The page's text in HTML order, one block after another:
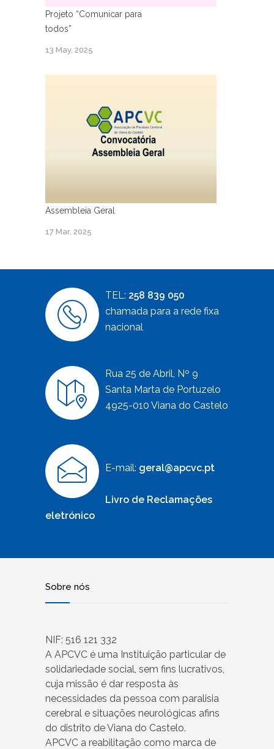
Projeto “Comunicar para
todos”
13 May, 2025
Assembleia Geral
17 Mar, 2025
TEL: 258 839 050
chamada para a rede fixa
nacional
Rua 25 de Abril, Nº 9
Santa Marta de Portuzelo
4925-010 Viana do Castelo
E-mail: geral@apcvc.pt
Livro de Reclamações
eletrónico
Sobre nós
NIF: 516 121 332
A APCVC é uma Instituição particular de
solidariedade social, sem fins lucrativos,
cuja missão é dar resposta às
necessidades da pessoa com paralisia
cerebral e situações neurológicas afins
do distrito de Viana do Castelo.
APCVC a reabilitação como marca de